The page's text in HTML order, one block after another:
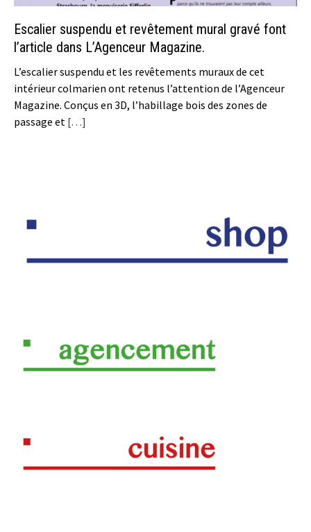
Escalier suspendu et revêtement mural gravé font
l’article dans L’Agenceur Magazine.
L’escalier suspendu et les revêtements muraux de cet
intérieur colmarien ont retenus l’attention de l’Agenceur
Magazine. Conçus en 3D, l’habillage bois des zones de
passage et […]